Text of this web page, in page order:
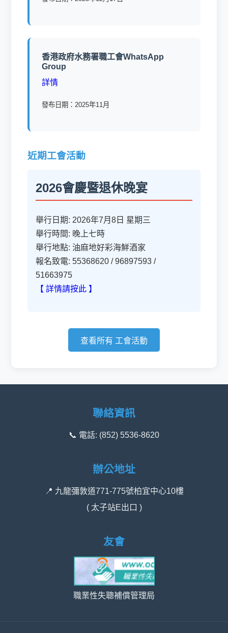
香港政府水務署職工會WhatsApp
Group
詳情
發布日期：2025年11月
近期工會活動
2026會慶暨退休晚宴
舉行日期: 2026年7月8日 星期三
舉行時間: 晚上七時
舉行地點: 油麻地好彩海鮮酒家
報名致電: 55368620 / 96897593 /
51663975
【 詳情請按此 】
查看所有 工會活動
聯絡資訊
📞 電話: (852) 5536-8620
辦公地址
📍 九龍彌敦道771-775號柏宜中心10樓
( 太子站E出口 )
友會
職業性失聰補償管理局